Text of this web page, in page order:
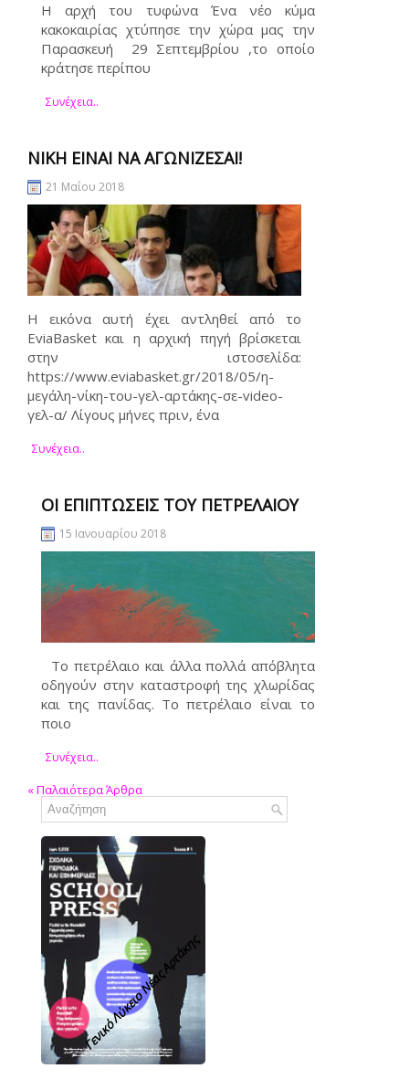
Η αρχή του τυφώνα Ένα νέο κύμα
κακοκαιρίας χτύπησε την χώρα μας την
Παρασκευή 29 Σεπτεμβρίου ,το οποίο
κράτησε περίπου
Συνέχεια..
ΝΊΚΗ ΕΊΝΑΙ ΝΑ ΑΓΩΝΊΖΕΣΑΙ!
21 Μαΐου 2018
Η εικόνα αυτή έχει αντληθεί από το
EviaBasket και η αρχική πηγή βρίσκεται
στην ιστοσελίδα:
https://www.eviabasket.gr/2018/05/η-
μεγάλη-νίκη-του-γελ-αρτάκης-σε-video-
γελ-α/ Λίγους μήνες πριν, ένα
Συνέχεια..
ΟΙ ΕΠΙΠΤΏΣΕΙΣ ΤΟΥ ΠΕΤΡΕΛΑΊΟΥ
15 Ιανουαρίου 2018
Το πετρέλαιο και άλλα πολλά απόβλητα
οδηγούν στην καταστροφή της χλωρίδας
και της πανίδας. Το πετρέλαιο είναι το
ποιο
Συνέχεια..
«Παλαιότερα Άρθρα
Γενικό Λύκειο Νέας Αρτάκης